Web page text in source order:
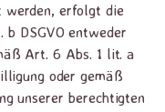
werden, erfolgt die
DSGVO entweder
Art. 6 Abs. 1 lit. a
oder gemäß
unserer berechtigten